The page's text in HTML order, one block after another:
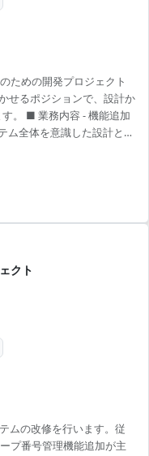
ための開発プロジェクト
せるポジションで、設計か
。 ■ 業務内容 - 機能追加
ム全体を意識した設計と実
ドワークで働き方の柔軟
能 - 最新技術を使用する
有と成長環境あり
クト
ムの改修を行います。従
プ番号管理機能追加が主